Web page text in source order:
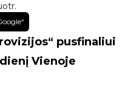
pusfinaliui
Vienoje